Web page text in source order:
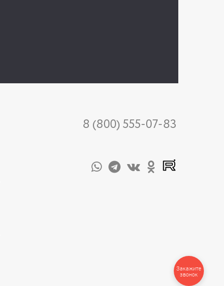
8 (800) 555-07-83
Закажите